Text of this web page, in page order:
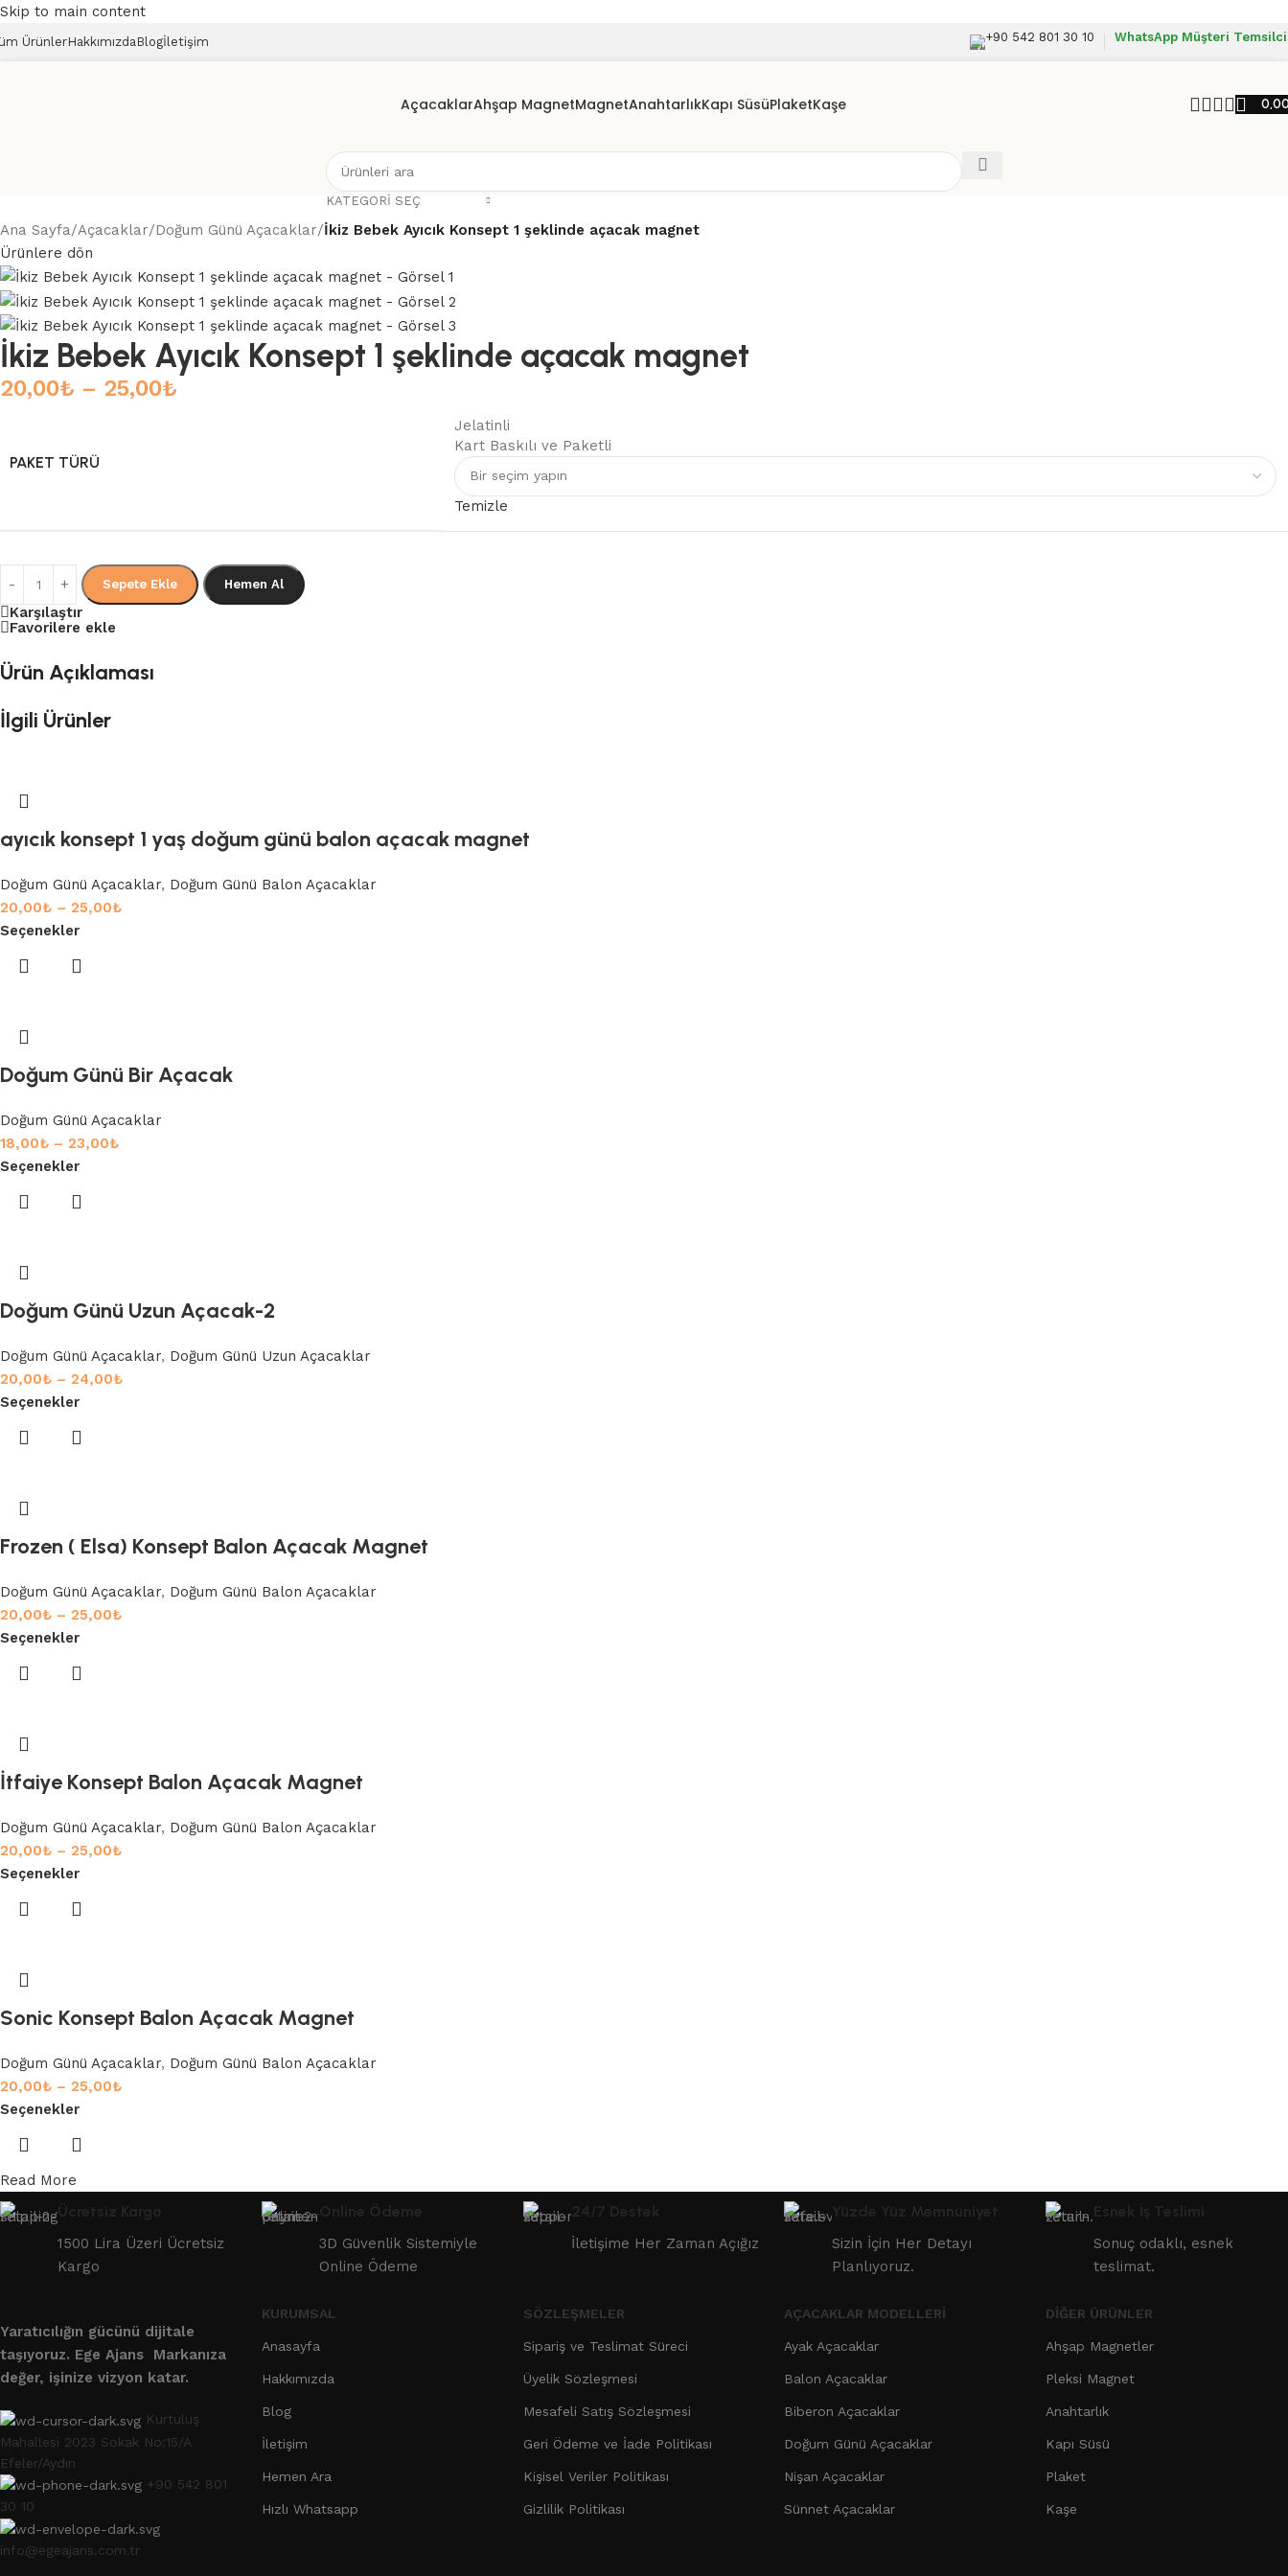
Skip to main content
ÜrünlerHakkımızdaBlogİletişim +90 542 801 30 10 WhatsApp Müşteri
AçacaklarAhşap MagnetMagnetAnahtarlıkKapı SüsüPlaketKaşe
KATEGORI SEÇ
Ana Sayfa/Açacaklar/Doğum Günü Açacaklar/İkiz Bebek Ayıcık Konsept 1 şeklinde açacak magnet
Ürünlere dön
İkiz Bebek Ayıcık Konsept 1 şeklinde açacak magnet
20,00₺ – 25,00₺
PAKET TÜRÜ
Jelatinli
Kart Baskılı ve Paketli
Temizle
Sepete Ekle Hemen Al
Karşılaştır
Favorilere ekle
Ürün Açıklaması
İlgili Ürünler
ayıcık konsept 1 yaş doğum günü balon açacak magnet
Doğum Günü Açacaklar, Doğum Günü Balon Açacaklar
20,00₺ – 25,00₺
Seçenekler
Doğum Günü Bir Açacak
Doğum Günü Açacaklar
18,00₺ – 23,00₺
Seçenekler
Doğum Günü Uzun Açacak-2
Doğum Günü Açacaklar, Doğum Günü Uzun Açacaklar
20,00₺ – 24,00₺
Seçenekler
Frozen ( Elsa) Konsept Balon Açacak Magnet
Doğum Günü Açacaklar, Doğum Günü Balon Açacaklar
20,00₺ – 25,00₺
Seçenekler
İtfaiye Konsept Balon Açacak Magnet
Doğum Günü Açacaklar, Doğum Günü Balon Açacaklar
20,00₺ – 25,00₺
Seçenekler
Sonic Konsept Balon Açacak Magnet
Doğum Günü Açacaklar, Doğum Günü Balon Açacaklar
20,00₺ – 25,00₺
Seçenekler
Read More
1500 Lira Üzeri Ücretsiz
Kargo
Online Ödeme
3D Güvenlik Sistemiyle
Online Ödeme
24/7 Destek
İletişime Her Zaman Açığız
Sizin İçin Her Detayı
Planlıyoruz.
Sonuç odaklı, esnek
teslimat.
Yaratıcılığın gücünü dijitale
taşıyoruz. Ege Ajans Markanıza
değer, işinize vizyon katar.
Kurtuluş
Mahallesi 2023 Sokak No:15/A
Efeler/Aydın
+90 542 801
30 10
info@egeajans.com.tr
KURUMSAL
Anasayfa
Hakkımızda
Blog
İletişim
Hemen Ara
Hızlı Whatsapp
SÖZLEŞMELER
Sipariş ve Teslimat Süreci
Üyelik Sözleşmesi
Mesafeli Satış Sözleşmesi
Geri Ödeme ve İade Politikası
Kişisel Veriler Politikası
Gizlilik Politikası
AÇACAKLAR MODELLERI
Ayak Açacaklar
Balon Açacaklar
Biberon Açacaklar
Doğum Günü Açacaklar
Nişan Açacaklar
Sünnet Açacaklar
DIĞER ÜRÜNLER
Ahşap Magnetler
Pleksi Magnet
Anahtarlık
Kapı Süsü
Plaket
Kaşe